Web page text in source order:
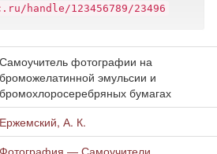
handle/123456789/23496
Самоучитель фотографии на
броможелатинной эмульсии и
бромохлоросеребряных бумагах
Ержемский, А. К.
Фотография — Самоучители